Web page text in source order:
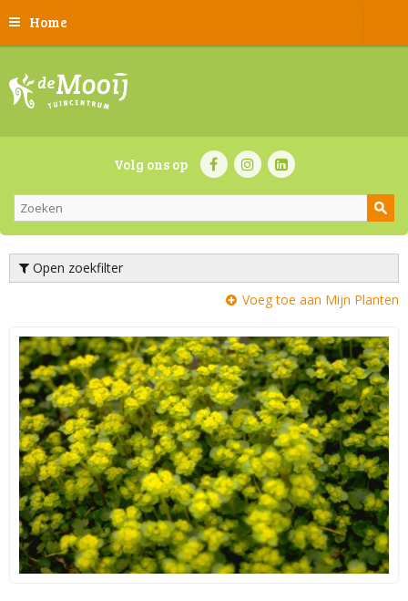
Home
Volg ons op
Open zoekfilter
Voeg toe aan Mijn Planten